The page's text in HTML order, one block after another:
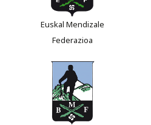
Euskal Mendizale
Federazioa